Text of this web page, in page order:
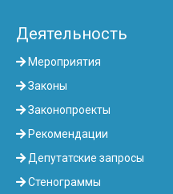
Деятельность
Мероприятия
Законы
Законопроекты
Рекомендации
Депутатские запросы
Стенограммы